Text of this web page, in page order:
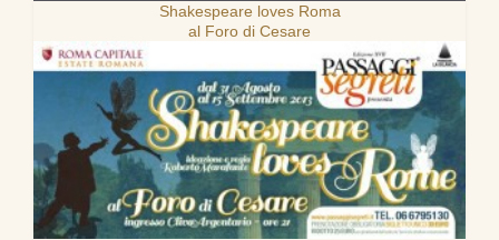
Shakespeare loves Roma
al Foro di Cesare